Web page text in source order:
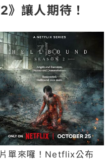
》讓人期待！
單來囉！Netflix公布